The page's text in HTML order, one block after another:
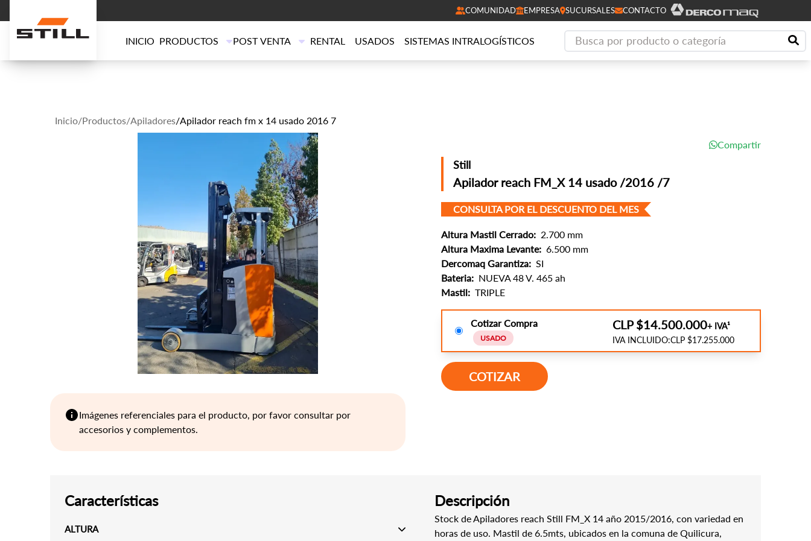
COMUNIDAD EMPRESA SUCURSALES CONTACTO
INICIO PRODUCTOS POST VENTA RENTAL USADOS SISTEMAS INTRALOGÍSTICOS
Inicio/Productos/Apiladores/Apilador reach fm x 14 usado 2016 7
Imágenes referenciales para el producto, por favor consultar por
accesorios y complementos.
Compartir
Still
Apilador reach FM_X 14 usado /2016 /7
CONSULTA POR EL DESCUENTO DEL MES
Altura Mastil Cerrado: 2.700 mm
Altura Maxima Levante: 6.500 mm
Dercomaq Garantiza: SI
Bateria: NUEVA 48 V. 465 ah
Mastil: TRIPLE
Cotizar Compra
USADO
CLP $14.500.000+ IVA¹
IVA INCLUIDO:CLP $17.255.000
COTIZAR
Características
ALTURA
Descripción
Stock de Apiladores reach Still FM_X 14 año 2015/2016, con variedad en
horas de uso. Mastil de 6.5mts, ubicados en la comuna de Quilicura,